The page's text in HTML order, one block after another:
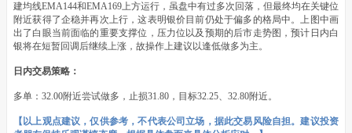
建均线EMA144和EMA169上方运行，虽盘中有过多次回落，但最终均在关键位
附近获得了企稳并再次上行，这表明银价目前仍处于偏多的格局中。上图中画
出了白眼当前面临的重要支撑位，压力位以及预期的后市走势图，预计日内白
银将在短暂回调后继续上涨，故操作上建议以逢低做多为主。
日内交易策略：
多单：32.00附近尝试做多，止损31.80，目标32.25、32.80附近。
【以上观点建议，仅供参考，不代表公司立场，据此交易风险自担。建议投资